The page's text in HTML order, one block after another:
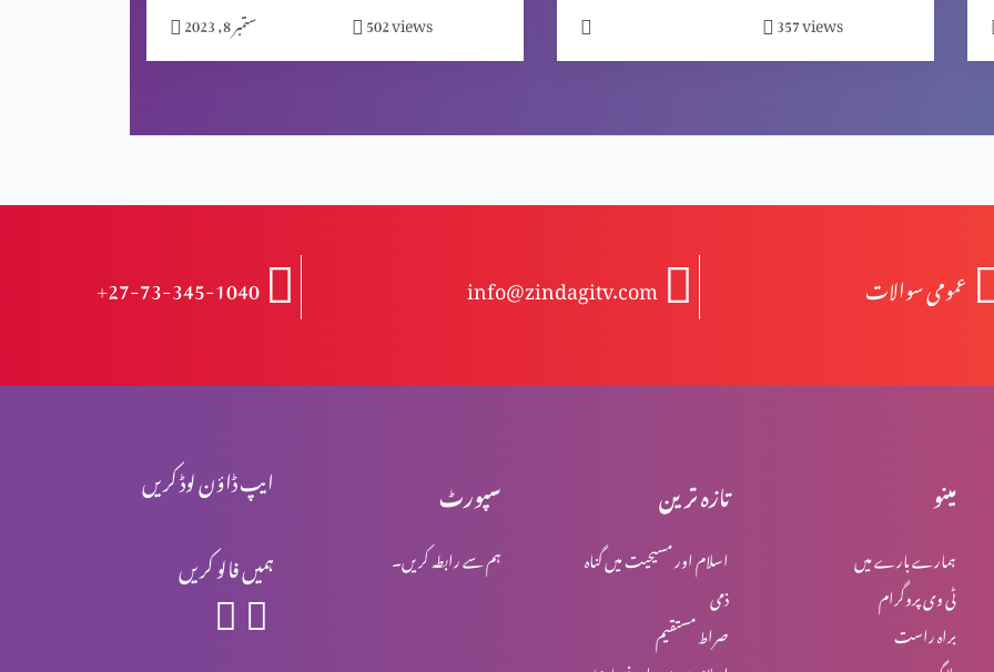
ستمبر 8, 2023 502views 357views
+27-73-345-1040 info@zindagitv.com عمومی سوالات
ایپ ڈاؤن لوڈ کریں
ہمیں فالو کریں
سپورٹ
ہم سے رابطہ کریں۔
تازہ ترین
اسلام اور مسیحیت میں گناہ
ذمی
صراط مستقیم
مینو
ہمارے بارے میں
ٹی وی پروگرام
براہ راست